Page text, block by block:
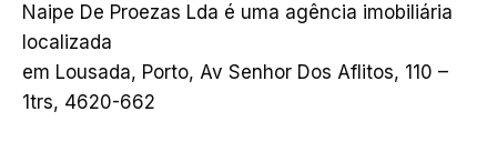
Naipe De Proezas Lda é uma agência imobiliária
localizada
em Lousada, Porto, Av Senhor Dos Aflitos, 110 –
1trs, 4620-662